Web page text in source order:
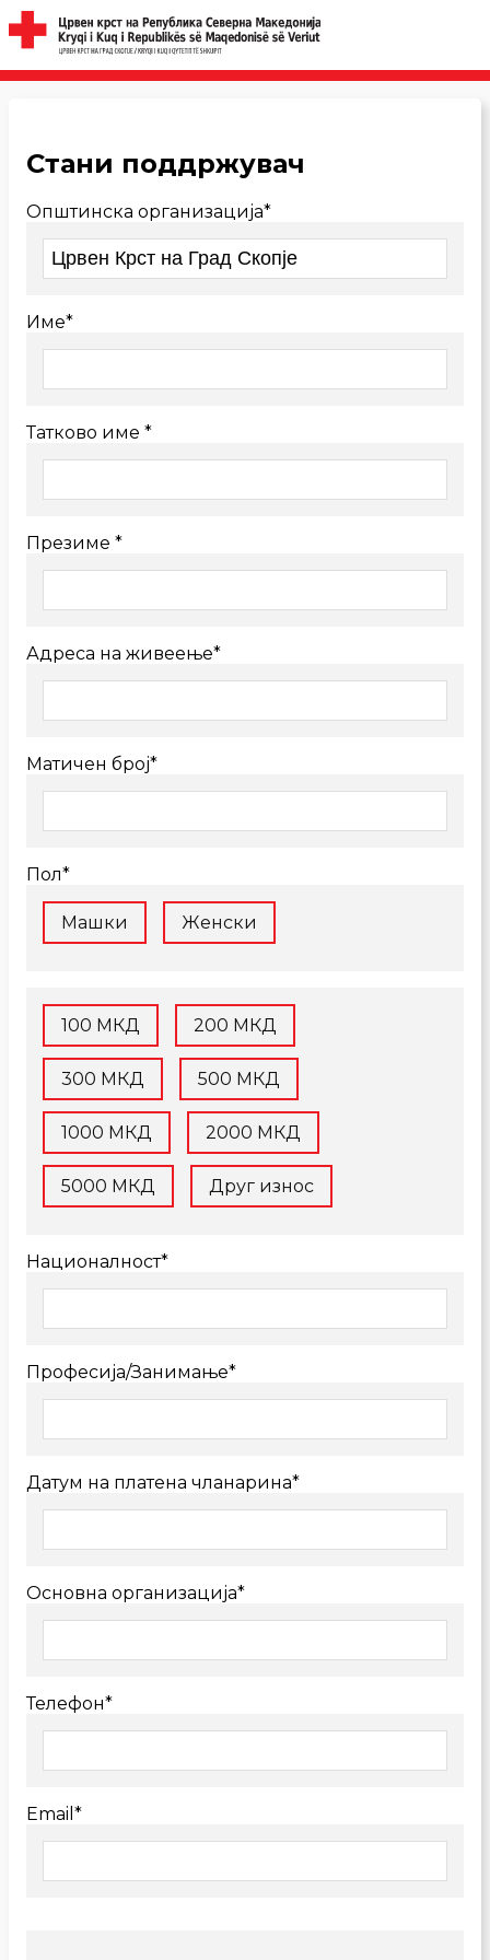
Стани поддржувач
Општинска организација*
Име*
Татково име *
Презиме *
Адреса на живеење*
Матичен број*
Пол*
Машки Женски
100 МКД 200 МКД
300 МКД 500 МКД
1000 МКД 2000 МКД
5000 МКД Друг износ
Националност*
Професија/Занимање*
Датум на платена чланарина*
Основна организација*
Телефон*
Email*